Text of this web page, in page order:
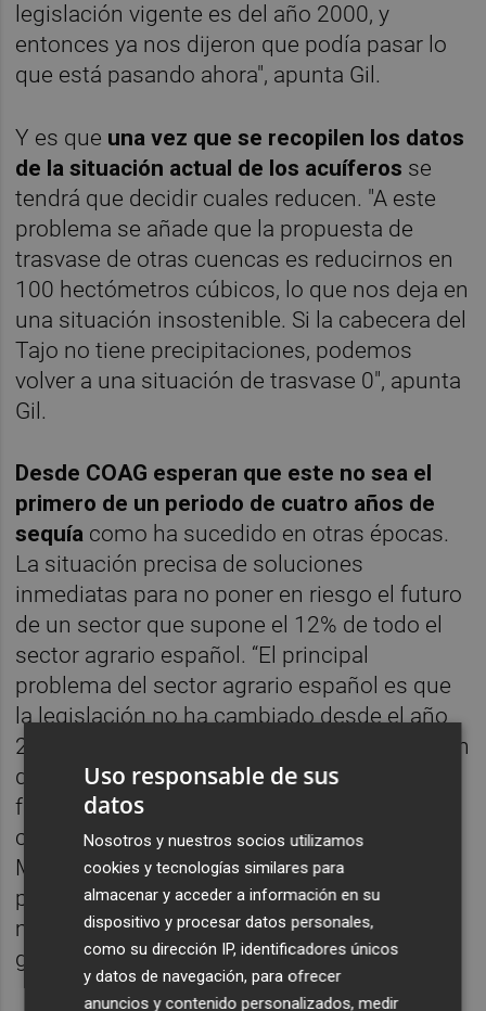
legislación vigente es del año 2000, y
entonces ya nos dijeron que podía pasar lo
que está pasando ahora", apunta Gil.
Y es que una vez que se recopilen los datos
de la situación actual de los acuíferos se
tendrá que decidir cuales reducen. "A este
problema se añade que la propuesta de
trasvase de otras cuencas es reducirnos en
100 hectómetros cúbicos, lo que nos deja en
una situación insostenible. Si la cabecera del
Tajo no tiene precipitaciones, podemos
volver a una situación de trasvase 0", apunta
Gil.
Desde COAG esperan que este no sea el
primero de un periodo de cuatro años de
sequía como ha sucedido en otras épocas.
La situación precisa de soluciones
inmediatas para no poner en riesgo el futuro
de un sector que supone el 12% de todo el
sector agrario español. “El principal
problema del sector agrario español es que
la legislación no ha cambiado desde el año
2000. Los pocos cambios han ido en función
de las comunidades autónomas y no en
función de las necesidades que necesita
cada zona. Nosotros tenemos poco peso en
Madrid. Si no hay cambios a corto y medio
plazo nos encontraremos en una situación
muy grave. El impacto económico será muy
grave”, señala Gil.
Uso responsable de sus
datos
Nosotros y nuestros socios utilizamos
cookies y tecnologías similares para
almacenar y acceder a información en su
dispositivo y procesar datos personales,
como su dirección IP, identificadores únicos
y datos de navegación, para ofrecer
anuncios y contenido personalizados, medir